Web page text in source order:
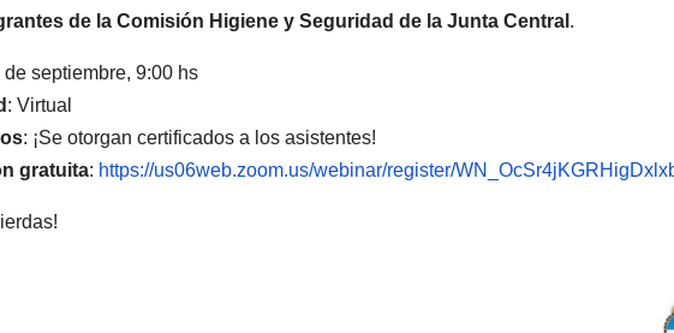
de la Comisión Higiene y Seguridad de la Junta Central .
de septiembre, 9:00 hs
: Virtual
: ¡Se otorgan certificados a los asistentes!
gratuita: https://us06web.zoom.us/webinar/register/